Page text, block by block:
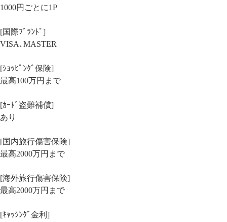
1000円ごとに1P
[国際ﾌﾞﾗﾝﾄﾞ]
VISA､MASTER
[ｼｮｯﾋﾟﾝｸﾞ保険]
最高100万円まで
[ｶｰﾄﾞ盗難補償]
あり
[国内旅行傷害保険]
最高2000万円まで
[海外旅行傷害保険]
最高2000万円まで
[ｷｬｯｼﾝｸﾞ金利]